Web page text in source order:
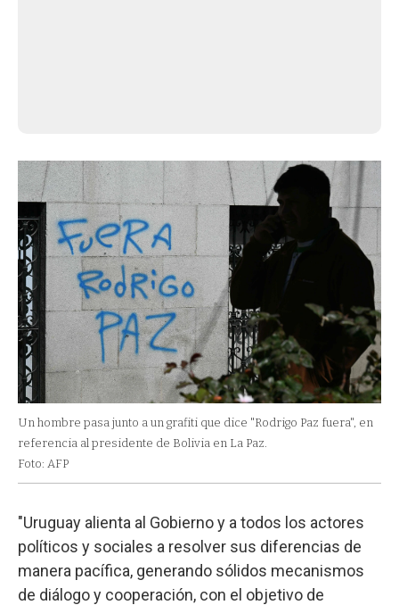
Un hombre pasa junto a un grafiti que dice "Rodrigo Paz fuera", en
referencia al presidente de Bolivia en La Paz.
Foto: AFP
"Uruguay alienta al Gobierno y a todos los actores
políticos y sociales a resolver sus diferencias de
manera pacífica, generando sólidos mecanismos
de diálogo y cooperación, con el objetivo de